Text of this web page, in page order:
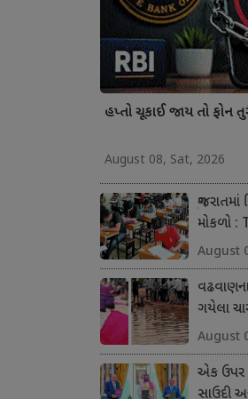
હપ્તો ચૂકાઈ જાય તો ફોન
August 08, Sat, 2026
ગુજરાતમાં
મોકળો :
August
ગયેલા
August
એક ઉપર
સાઉદી